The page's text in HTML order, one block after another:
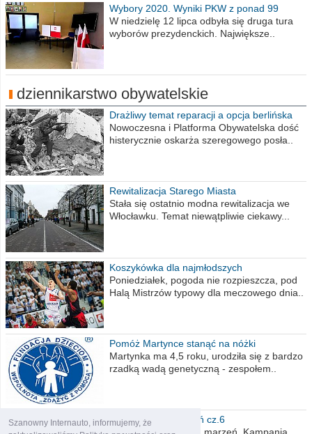
Szanowny Internauto, informujemy, że
Wybory 2020. Wyniki PKW z ponad 99
procent obwodów
W niedzielę 12 lipca odbyła się druga tura
wyborów prezydenckich. Największe..
dziennikarstwo obywatelskie
Drażliwy temat reparacji a opcja berlińska
Nowoczesna i Platforma Obywatelska dość
histerycznie oskarża szeregowego posła..
Rewitalizacja Starego Miasta
Stała się ostatnio modna rewitalizacja we
Włocławku. Temat niewątpliwie ciekawy...
Koszykówka dla najmłodszych
Poniedziałek, pogoda nie rozpieszcza, pod
Halą Mistrzów typowy dla meczowego dnia..
Pomóż Martynce stanąć na nóżki
Martynka ma 4,5 roku, urodziła się z bardzo
rzadką wadą genetyczną - zespołem..
Polska moich marzeń cz.6
Nadszedł kres moich marzeń. Kampania